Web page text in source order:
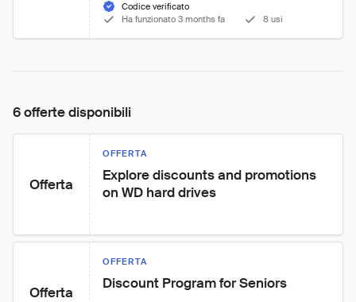
Codice verificato
Ha funzionato 3 months fa
8 usi
6 offerte disponibili
Offerta
OFFERTA
Explore discounts and promotions
on WD hard drives
Offerta
OFFERTA
Discount Program for Seniors